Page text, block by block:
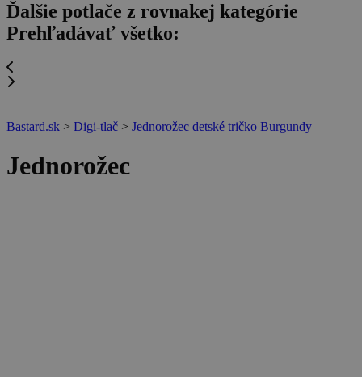
Ďalšie potlače z rovnakej kategórie
Prehľadávať všetko:
Bastard.sk > Digi-tlač > Jednorožec detské tričko Burgundy
Jednorožec